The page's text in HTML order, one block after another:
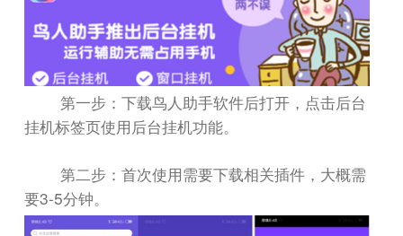
第一步：下载鸟人助手软件后打开，点击后台
挂机标签页使用后台挂机功能。
第二步：首次使用需要下载相关插件，大概需
要3-5分钟。